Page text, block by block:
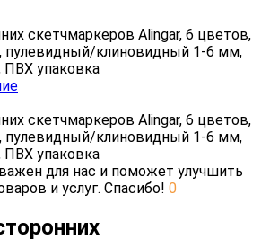
скетчмаркеров Alingar, 6 цветов,
клиновидный 1-6 мм,
ПВХ упаковка
скетчмаркеров Alingar, 6 цветов,
клиновидный 1-6 мм,
ПВХ упаковка
для нас и поможет улучшить
и услуг. Спасибо! 0